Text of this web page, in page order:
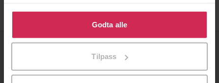
Klikk på «Godta alle» for å gi oss ditt samtykke til å
bruke cookies for alle disse formålene. Du kan også
tilpasse ditt samtykke til spesifikke formål ved å klikke
Godta alle
Tilpass
Om Ebok.no